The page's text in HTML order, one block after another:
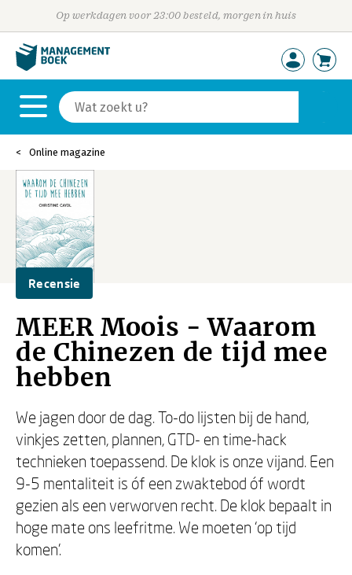
Op werkdagen voor 23:00 besteld, morgen in huis
Online magazine
Recensie
MEER Moois - Waarom
de Chinezen de tijd mee
hebben
We jagen door de dag. To-do lijsten bij de hand,
vinkjes zetten, plannen, GTD- en time-hack
technieken toepassend. De klok is onze vijand. Een
9-5 mentaliteit is óf een zwaktebod óf wordt
gezien als een verworven recht. De klok bepaalt in
hoge mate ons leefritme. We moeten ‘op tijd
komen’.